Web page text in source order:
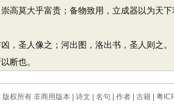
莫大乎富贵；备物致用，立成器以为天下
圣人像之；河出图，洛出书，圣人则之。
断也。
权所有 非商用版本 | 诗文 名句 作者 古籍 粤